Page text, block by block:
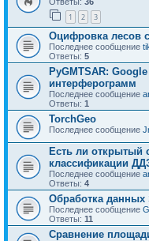
1 2 3
Оцифровка лесов
Последнее сообщение
Ответы: 5
PyGMTSAR:
интерферограмм
Последнее сообщение
Ответы: 1
TorchGeo
Последнее сообщение
Есть ли открытый
классификации
Последнее сообщение
Ответы: 4
Обработка данных
Последнее сообщение
Ответы: 11
Сравнение